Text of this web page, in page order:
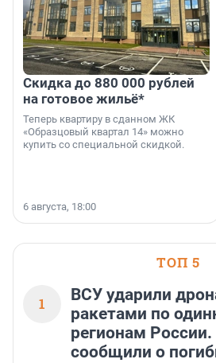
Скидка до 880 000 рублей
на готовое жильё*
Теперь квартиру в сданном ЖК
«Образцовый квартал 14» можно
купить со специальной скидкой.
6 августа, 18:00
ТОП 5
1
ВСУ ударили
ракетами по
регионам России.
сообщили о